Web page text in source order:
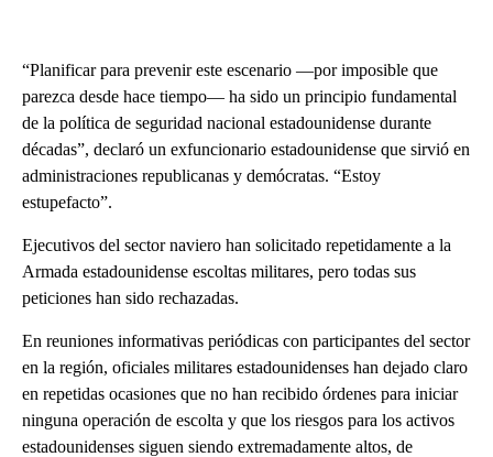
“Planificar para prevenir este escenario —por imposible que
parezca desde hace tiempo— ha sido un principio fundamental
de la política de seguridad nacional estadounidense durante
décadas”, declaró un exfuncionario estadounidense que sirvió en
administraciones republicanas y demócratas. “Estoy
estupefacto”.
Ejecutivos del sector naviero han solicitado repetidamente a la
Armada estadounidense escoltas militares, pero todas sus
peticiones han sido rechazadas.
En reuniones informativas periódicas con participantes del sector
en la región, oficiales militares estadounidenses han dejado claro
en repetidas ocasiones que no han recibido órdenes para iniciar
ninguna operación de escolta y que los riesgos para los activos
estadounidenses siguen siendo extremadamente altos, de